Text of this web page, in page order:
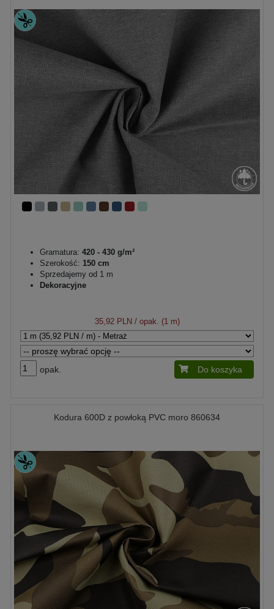
Gramatura: 420 - 430 g/m²
Szerokość: 150 cm
Sprzedajemy od 1 m
Dekoracyjne
35,92 PLN/ opak. (1 m)
opak. Do koszyka
Kodura 600D z powłoką PVC moro 860634